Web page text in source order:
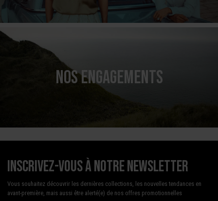
NOS ENGAGEMENTS
Inscrivez-vous à notre newsletter
Vous souhaitez découvrir les dernières collections, les nouvelles tendances en
avant-première, mais aussi être alerté(e) de nos offres promotionnelles